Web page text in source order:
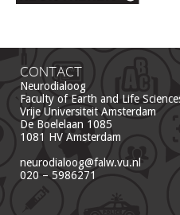
CONTACT
Neurodialoog
Faculty of Earth and Life
Vrije Universiteit Amsterdam
De Boelelaan 1085
1081 HV Amsterdam
neurodialoog@falw.vu.nl
020 – 5986271